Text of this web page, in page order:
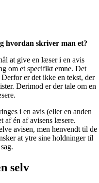
hvordan skriver man et?
at give en læser i en avis
om et specifikt emne. Det
er det ikke en tekst, der
Derimod er der tale om en
i en avis (eller en anden
af én af avisens læsere.
avisen, men henvendt til de
at ytre sine holdninger til
selv